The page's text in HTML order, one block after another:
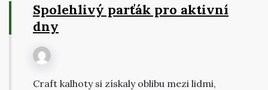
Spolehlivý parťák pro aktivní
dny
Craft kalhoty si získaly oblibu mezi lidmi,